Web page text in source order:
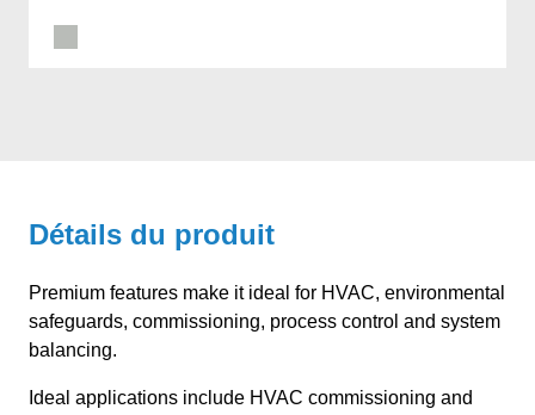
Détails du produit
Premium features make it ideal for HVAC, environmental
safeguards, commissioning, process control and system
balancing.
Ideal applications include HVAC commissioning and